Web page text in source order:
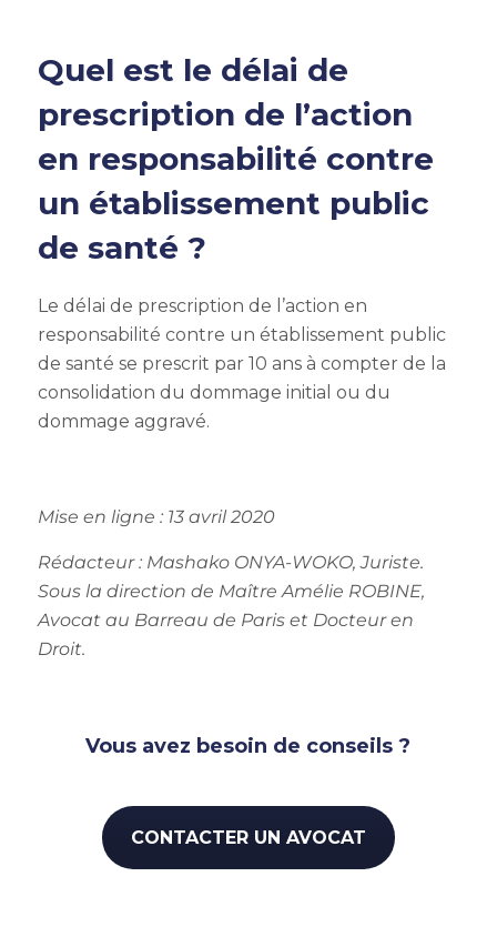
Quel est le délai de
prescription de l’action
en responsabilité contre
un établissement public
de santé ?
Le délai de prescription de l’action en
responsabilité contre un établissement public
de santé se prescrit par 10 ans à compter de la
consolidation du dommage initial ou du
dommage aggravé.
Mise en ligne : 13 avril 2020
Rédacteur : Mashako ONYA-WOKO, Juriste.
Sous la direction de Maître Amélie ROBINE,
Avocat au Barreau de Paris et Docteur en
Droit.
Vous avez besoin de conseils ?
CONTACTER UN AVOCAT